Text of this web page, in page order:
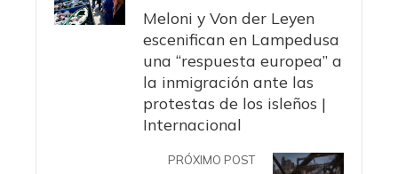
Meloni y Von der Leyen
escenifican en Lampedusa
una “respuesta europea” a
la inmigración ante las
protestas de los isleños |
Internacional
PRÓXIMO POST